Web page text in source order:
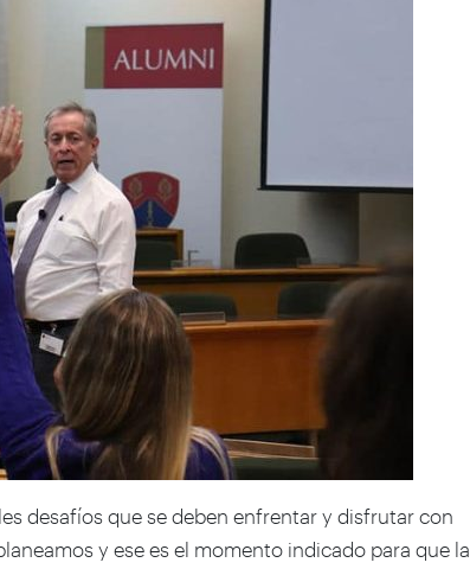
desafíos que se deben enfrentar y disfrutar con
y ese es el momento indicado para que la